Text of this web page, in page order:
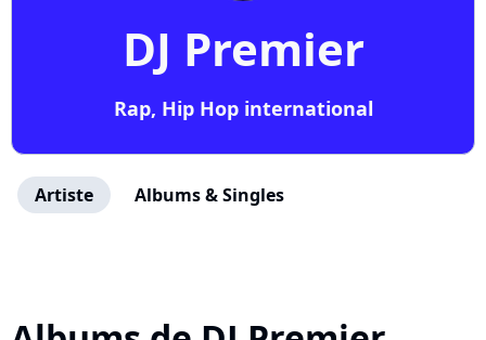
DJ Premier
Rap, Hip Hop international
Artiste Albums & Singles